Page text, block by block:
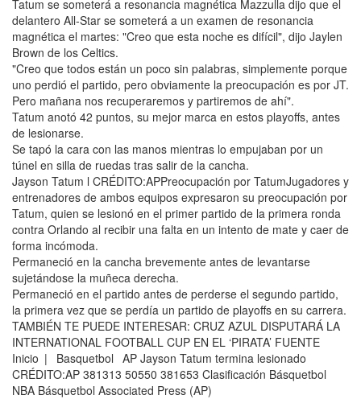
Tatum se someterá a resonancia magnética Mazzulla dijo que el
delantero All-Star se someterá a un examen de resonancia
magnética el martes: "Creo que esta noche es difícil", dijo Jaylen
Brown de los Celtics.
"Creo que todos están un poco sin palabras, simplemente porque
uno perdió el partido, pero obviamente la preocupación es por JT.
Pero mañana nos recuperaremos y partiremos de ahí".
Tatum anotó 42 puntos, su mejor marca en estos playoffs, antes
de lesionarse.
Se tapó la cara con las manos mientras lo empujaban por un
túnel en silla de ruedas tras salir de la cancha.
Jayson Tatum l CRÉDITO:APPreocupación por TatumJugadores y
entrenadores de ambos equipos expresaron su preocupación por
Tatum, quien se lesionó en el primer partido de la primera ronda
contra Orlando al recibir una falta en un intento de mate y caer de
forma incómoda.
Permaneció en la cancha brevemente antes de levantarse
sujetándose la muñeca derecha.
Permaneció en el partido antes de perderse el segundo partido,
la primera vez que se perdía un partido de playoffs en su carrera.
TAMBIÉN TE PUEDE INTERESAR: CRUZ AZUL DISPUTARÁ LA
INTERNATIONAL FOOTBALL CUP EN EL ‘PIRATA’ FUENTE
Inicio | Basquetbol AP Jayson Tatum termina lesionado
CRÉDITO:AP 381313 50550 381653 Clasificación Básquetbol
NBA Básquetbol Associated Press (AP)